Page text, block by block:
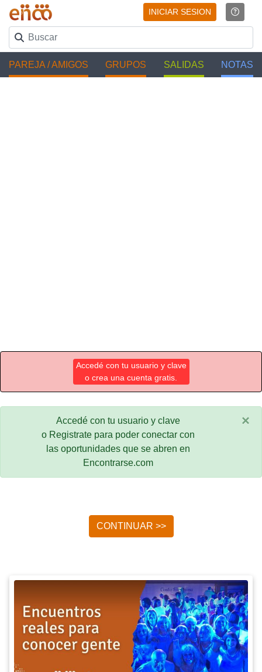
INICIAR SESION
PAREJA / AMIGOS GRUPOS SALIDAS NOTAS
Accedé con tu usuario y clave
o crea una cuenta gratis.
Accedé con tu usuario y clave
o Registrate para poder conectar con
las oportunidades que se abren en
Encontrarse.com
×
CONTINUAR >>